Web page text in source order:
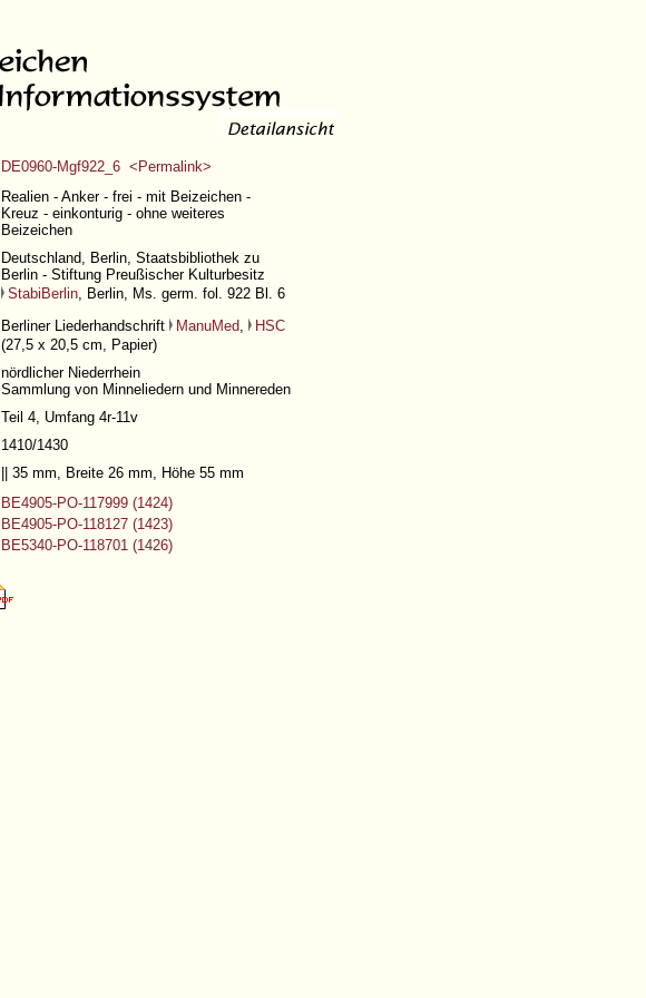
DE0960-Mgf922_6 <Permalink>
Realien - Anker - frei - mit Beizeichen -
Kreuz - einkonturig - ohne weiteres
Beizeichen
Deutschland, Berlin, Staatsbibliothek zu
Berlin - Stiftung Preußischer Kulturbesitz
StabiBerlin, Berlin, Ms. germ. fol. 922 Bl. 6
Berliner Liederhandschrift
ManuMed,
HSC
(27,5 x 20,5 cm, Papier)
nördlicher Niederrhein
Sammlung von Minneliedern und Minnereden
Teil 4, Umfang 4r-11v
1410/1430
|| 35 mm, Breite 26 mm, Höhe 55 mm
BE4905-PO-117999 (1424)
BE4905-PO-118127 (1423)
BE5340-PO-118701 (1426)